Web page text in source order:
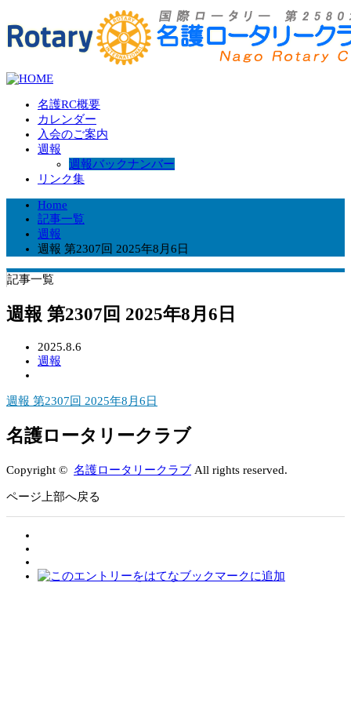
名護RC概要
カレンダー
入会のご案内
週報
週報バックナンバー
リンク集
Home
記事一覧
週報
週報 第2307回 2025年8月6日
記事一覧
週報 第2307回 2025年8月6日
2025.8.6
週報
週報 第2307回 2025年8月6日
名護ロータリークラブ
Copyright © 名護ロータリークラブ All rights reserved.
ページ上部へ戻る